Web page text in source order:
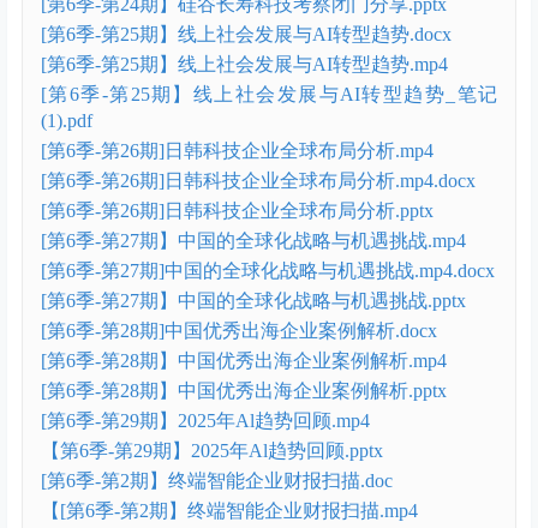
[第6季-第25期】线上社会发展与AI转型趋势.docx
[第6季-第25期】线上社会发展与AI转型趋势.mp4
[第6季-第25期】线上社会发展与AI转型趋势_笔记
(1).pdf
[第6季-第26期]日韩科技企业全球布局分析.mp4
[第6季-第26期]日韩科技企业全球布局分析.mp4.docx
[第6季-第26期]日韩科技企业全球布局分析.pptx
[第6季-第27期】中国的全球化战略与机遇挑战.mp4
[第6季-第27期]中国的全球化战略与机遇挑战.mp4.docx
[第6季-第27期】中国的全球化战略与机遇挑战.pptx
[第6季-第28期]中国优秀出海企业案例解析.docx
[第6季-第28期】中国优秀出海企业案例解析.mp4
[第6季-第28期】中国优秀出海企业案例解析.pptx
[第6季-第29期】2025年Al趋势回顾.mp4
【第6季-第29期】2025年Al趋势回顾.pptx
[第6季-第2期】终端智能企业财报扫描.doc
【[第6季-第2期】终端智能企业财报扫描.mp4